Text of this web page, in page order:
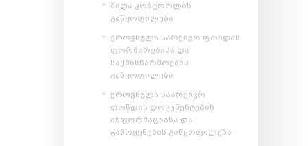
შიდა კონტროლის
განყოფილება
ეროვნული სარქივო ფონდის
ფორმირებისა და
საქმისწარმოების
განყოფილება
ეროვნული საარქივო
ფონდის დოკუმენტების
ინფორმაციისა და
გამოყენების განყოფილება